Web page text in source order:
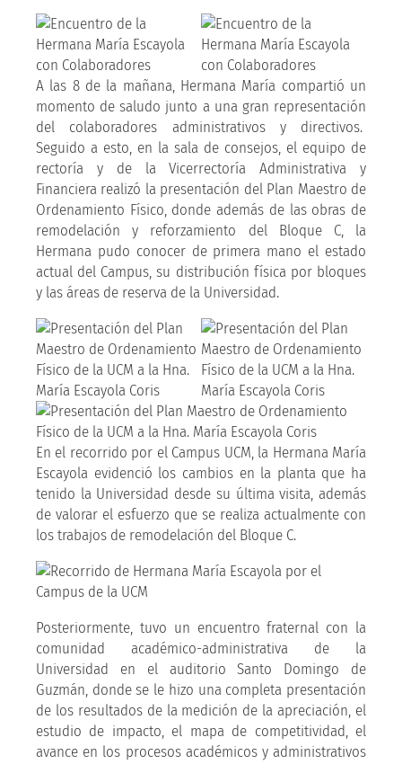
A las 8 de la mañana, Hermana María compartió un
momento de saludo junto a una gran representación
del colaboradores administrativos y directivos.
Seguido a esto, en la sala de consejos, el equipo de
rectoría y de la Vicerrectoría Administrativa y
Financiera realizó la presentación del Plan Maestro de
Ordenamiento Físico, donde además de las obras de
remodelación y reforzamiento del Bloque C, la
Hermana pudo conocer de primera mano el estado
actual del Campus, su distribución física por bloques
y las áreas de reserva de la Universidad.
En el recorrido por el Campus UCM, la Hermana María
Escayola evidenció los cambios en la planta que ha
tenido la Universidad desde su última visita, además
de valorar el esfuerzo que se realiza actualmente con
los trabajos de remodelación del Bloque C.
Posteriormente, tuvo un encuentro fraternal con la
comunidad académico-administrativa de la
Universidad en el auditorio Santo Domingo de
Guzmán, donde se le hizo una completa presentación
de los resultados de la medición de la apreciación, el
estudio de impacto, el mapa de competitividad, el
avance en los procesos académicos y administrativos